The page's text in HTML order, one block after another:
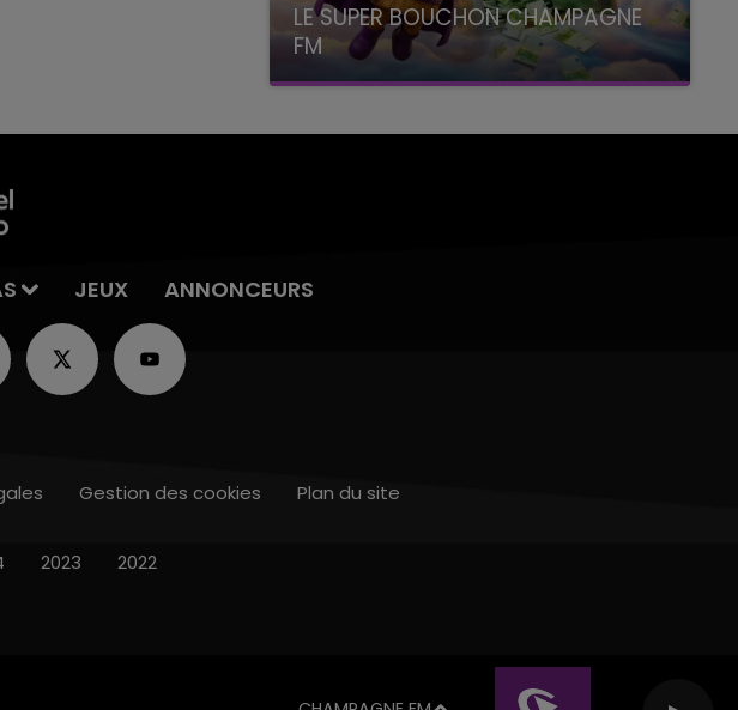
LE SUPER BOUCHON CHAMPAGNE
FM
avec La Famille Champagne FM, à 8H10
JEUX ANNONCEURS
Gestion des cookies Plan du site
2023 2022